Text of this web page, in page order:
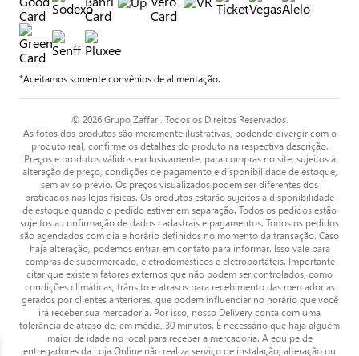
*Aceitamos somente convênios de alimentação.
© 2026 Grupo Zaffari. Todos os Direitos Reservados.
As fotos dos produtos são meramente ilustrativas, podendo divergir com o
produto real, confirme os detalhes do produto na respectiva descrição.
Preços e produtos válidos exclusivamente, para compras no site, sujeitos à
alteração de preço, condições de pagamento e disponibilidade de estoque,
sem aviso prévio. Os preços visualizados podem ser diferentes dos
praticados nas lojas físicas. Os produtos estarão sujeitos a disponibilidade
de estoque quando o pedido estiver em separação. Todos os pedidos estão
sujeitos a confirmação de dados cadastrais e pagamentos. Todos os pedidos
são agendados com dia e horário definidos no momento da transação. Caso
haja alteração, podemos entrar em contato para informar. Isso vale para
compras de supermercado, eletrodomésticos e eletroportáteis. Importante
citar que existem fatores externos que não podem ser controlados, como
condições climáticas, trânsito e atrasos para recebimento das mercadorias
gerados por clientes anteriores, que podem influenciar no horário que você
irá receber sua mercadoria. Por isso, nosso Delivery conta com uma
tolerância de atraso de, em média, 30 minutos. É necessário que haja alguém
maior de idade no local para receber a mercadoria. A equipe de
entregadores da Loja Online não realiza serviço de instalação, alteração ou